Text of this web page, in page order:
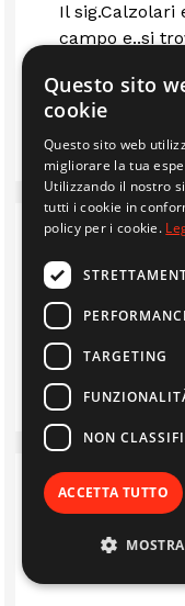
Il sig.Calzolari
campo e..si
biocamini ai
Sono anni
sempre
IMMOBILIARE
Sempre al
Questo sito
cookie
Questo sito web
migliorare la tua
Utilizzando il nostro
tutti i cookie in
policy per i cookie.
TARGETING
NON
ACCETTA TUTTO